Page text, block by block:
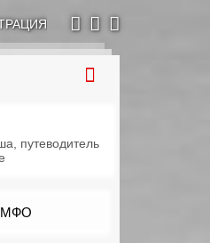
путеводитель
МФО